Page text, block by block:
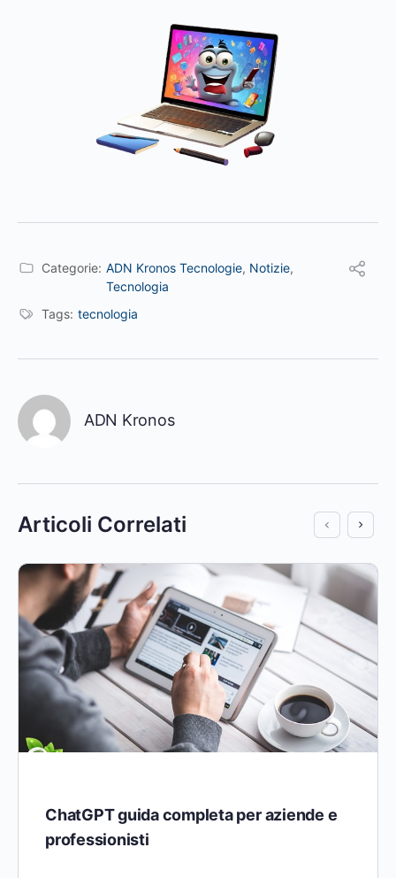
Categorie: ADN Kronos Tecnologie, Notizie,
Tecnologia
Tags: tecnologia
ADN Kronos
Articoli Correlati
ChatGPT guida completa per aziende e
professionisti